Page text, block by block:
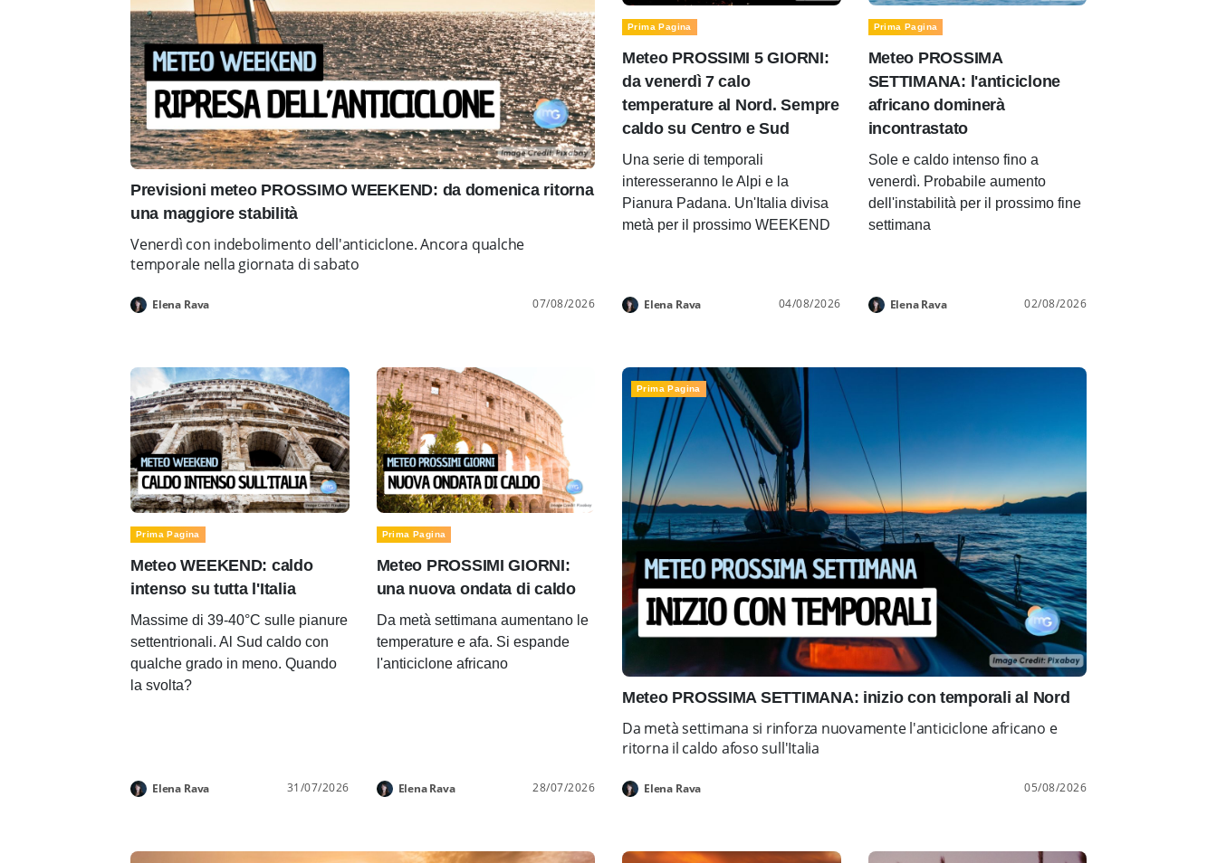
Previsioni meteo PROSSIMO WEEKEND: da domenica ritorna
una maggiore stabilità
Venerdì con indebolimento dell'anticiclone. Ancora qualche
temporale nella giornata di sabato
Elena Rava 07/08/2026
Prima Pagina
Meteo PROSSIMI 5 GIORNI:
da venerdì 7 calo
temperature al Nord. Sempre
caldo su Centro e Sud
Una serie di temporali
interesseranno le Alpi e la
Pianura Padana. Un'Italia divisa
metà per il prossimo WEEKEND
Elena Rava 04/08/2026
Prima Pagina
Meteo PROSSIMA
SETTIMANA: l'anticiclone
africano dominerà
incontrastato
Sole e caldo intenso fino a
venerdì. Probabile aumento
dell'instabilità per il prossimo fine
settimana
Elena Rava 02/08/2026
Prima Pagina
Meteo WEEKEND: caldo
intenso su tutta l'Italia
Massime di 39-40°C sulle pianure
settentrionali. Al Sud caldo con
qualche grado in meno. Quando
la svolta?
Elena Rava 31/07/2026
Prima Pagina
Meteo PROSSIMI GIORNI:
una nuova ondata di caldo
Da metà settimana aumentano le
temperature e afa. Si espande
l'anticiclone africano
Elena Rava 28/07/2026
Prima Pagina
Meteo PROSSIMA SETTIMANA: inizio con temporali al Nord
Da metà settimana si rinforza nuovamente l'anticiclone africano e
ritorna il caldo afoso sull'Italia
Elena Rava 05/08/2026